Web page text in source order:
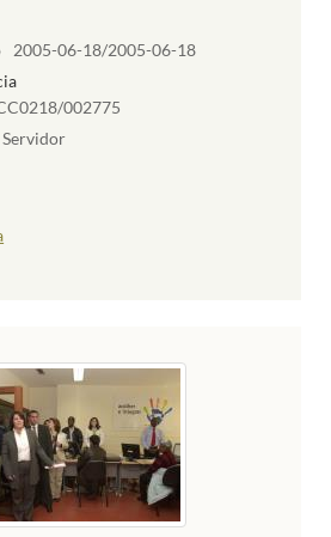
2005-06-18/2005-06-18
002775
Servidor